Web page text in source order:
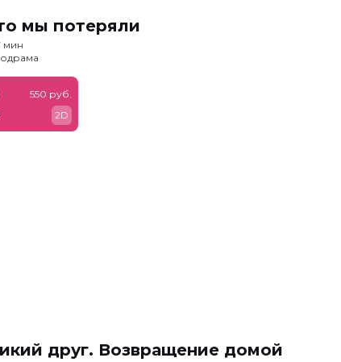
мы потеряли
мин
550 руб.
2D
друг. Возвращение домой